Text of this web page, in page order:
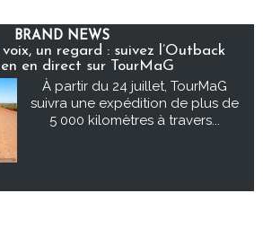
BRAND NEWS
un regard : suivez l’Outback
en direct sur TourMaG
À partir du 24 juillet, TourMaG
suivra une expédition de plus de
5 000 kilomètres à travers...